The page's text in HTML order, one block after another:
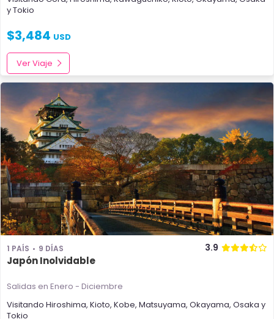
yTokio
$3,484 USD
Ver Viaje
1 PAÍS 9 DÍAS 3.9
Japón Inolvidable
Salidas en Enero - Diciembre
Visitando Hiroshima, Kioto, Kobe, Matsuyama, Okayama, Osaka y
Tokio